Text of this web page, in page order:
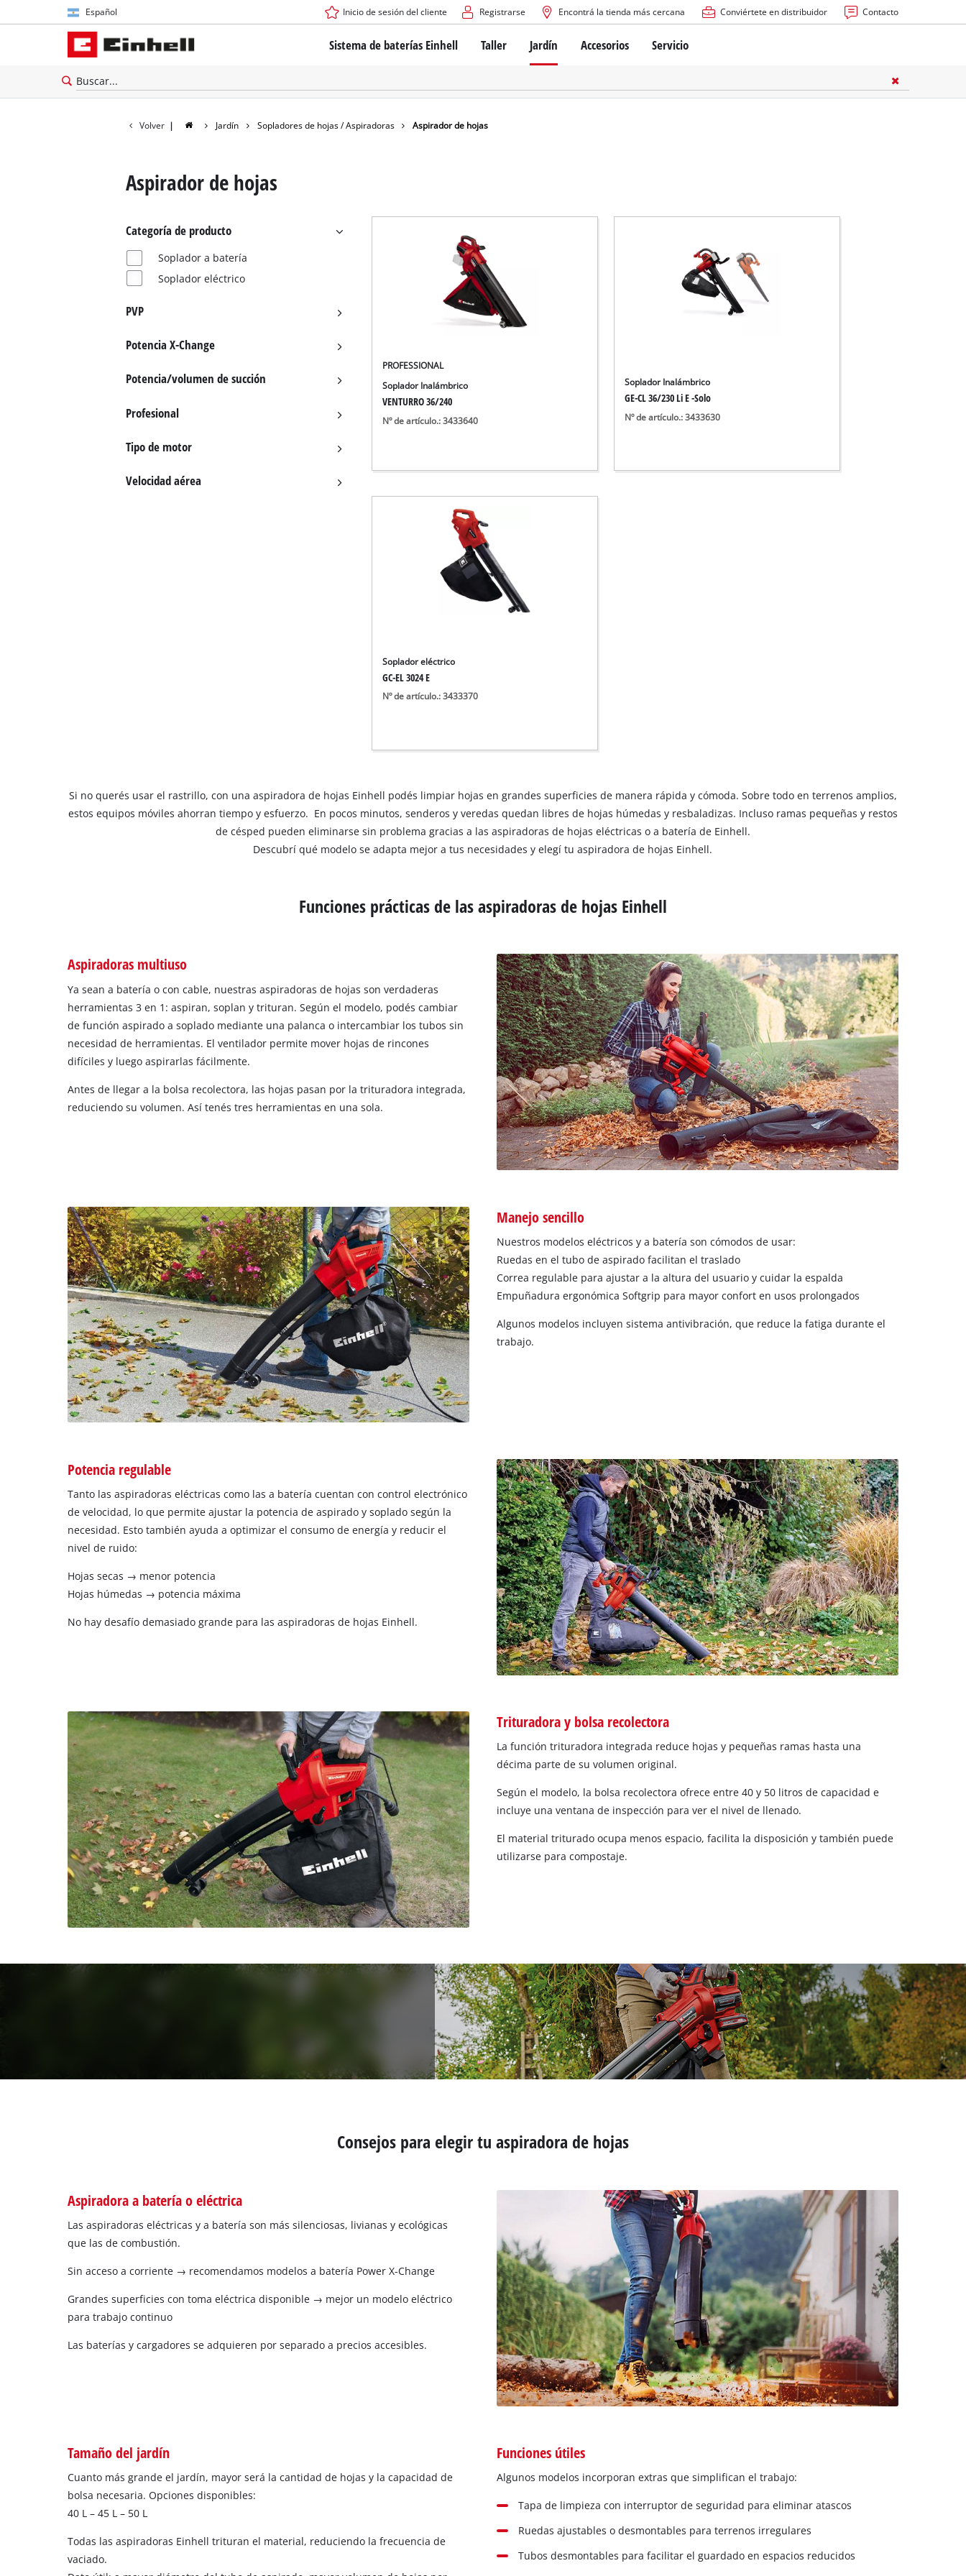
Español
Español
English
Inicio de sesión del cliente Registrarse Encontrá la tienda más cercana Conviértete en distribuidor Contacto
Sistema de baterías Einhell
El sistema de baterías Power X-Change
Sobre Einhell PROFESSIONAL
Todos los dispositivos PROFESSIONAL
Herramientas eléctricas PROFESSIONAL
Herramientas de jardín PROFESSIONAL
Todos los productos Power X-Change
Herramientas Power X-Change
Herramientas de jardín Power X-Change
Taller
Atornilladores inalámbricos
Taladros de columna
Máquinas de Lijado
Afiladores de cadenas para motosierras
Lijadoras de banda
Mezcladores
Sistemas para Pintar
Sierras de Mesa
Sierras de cinta
Compresores
Esmeriladora dobles
Otras máquinas
Más herramientas de limpieza
Máquinas pulidoras
Arrancadores
Jardín
Cortadoras de césped a batería
Cortadoras de césped manuales
Bombas sumergibles para aguas sucias
Cizalla cortasetos
Accesorios Servicio
Volver | Jardín Sopladores de hojas / Aspiradoras Aspirador de hojas
Aspirador de hojas
Categoría de producto
Soplador a batería
Soplador eléctrico
PVP
Potencia X-Change
Potencia/volumen de succión
Profesional
Tipo de motor
Velocidad aérea
PROFESSIONAL
Soplador Inalámbrico
VENTURRO 36/240
Nº de artículo.: 3433640
Soplador Inalámbrico
GE-CL 36/230 Li E -Solo
Nº de artículo.: 3433630
Soplador eléctrico
GC-EL 3024 E
Nº de artículo.: 3433370
Si no querés usar el rastrillo, con una aspiradora de hojas Einhell podés limpiar hojas en grandes superficies de manera rápida y cómoda. Sobre todo en terrenos amplios,
estos equipos móviles ahorran tiempo y esfuerzo. En pocos minutos, senderos y veredas quedan libres de hojas húmedas y resbaladizas. Incluso ramas pequeñas y restos
de césped pueden eliminarse sin problema gracias a las aspiradoras de hojas eléctricas o a batería de Einhell.
Descubrí qué modelo se adapta mejor a tus necesidades y elegí tu aspiradora de hojas Einhell.
Funciones prácticas de las aspiradoras de hojas Einhell
Aspiradoras multiuso
Ya sean a batería o con cable, nuestras aspiradoras de hojas son verdaderas
herramientas 3 en 1: aspiran, soplan y trituran. Según el modelo, podés cambiar
de función aspirado a soplado mediante una palanca o intercambiar los tubos sin
necesidad de herramientas. El ventilador permite mover hojas de rincones
difíciles y luego aspirarlas fácilmente.
Antes de llegar a la bolsa recolectora, las hojas pasan por la trituradora integrada,
reduciendo su volumen. Así tenés tres herramientas en una sola.
Manejo sencillo
Nuestros modelos eléctricos y a batería son cómodos de usar:
Ruedas en el tubo de aspirado facilitan el traslado
Correa regulable para ajustar a la altura del usuario y cuidar la espalda
Empuñadura ergonómica Softgrip para mayor confort en usos prolongados
Algunos modelos incluyen sistema antivibración, que reduce la fatiga durante el
trabajo.
Potencia regulable
Tanto las aspiradoras eléctricas como las a batería cuentan con control electrónico
de velocidad, lo que permite ajustar la potencia de aspirado y soplado según la
necesidad. Esto también ayuda a optimizar el consumo de energía y reducir el
nivel de ruido:
Hojas secas → menor potencia
Hojas húmedas → potencia máxima
No hay desafío demasiado grande para las aspiradoras de hojas Einhell.
Trituradora y bolsa recolectora
La función trituradora integrada reduce hojas y pequeñas ramas hasta una
décima parte de su volumen original.
Según el modelo, la bolsa recolectora ofrece entre 40 y 50 litros de capacidad e
incluye una ventana de inspección para ver el nivel de llenado.
El material triturado ocupa menos espacio, facilita la disposición y también puede
utilizarse para compostaje.
Consejos para elegir tu aspiradora de hojas
Aspiradora a batería o eléctrica
Las aspiradoras eléctricas y a batería son más silenciosas, livianas y ecológicas
que las de combustión.
Sin acceso a corriente → recomendamos modelos a batería Power X-Change
Grandes superficies con toma eléctrica disponible → mejor un modelo eléctrico
para trabajo continuo
Las baterías y cargadores se adquieren por separado a precios accesibles.
Tamaño del jardín
Cuanto más grande el jardín, mayor será la cantidad de hojas y la capacidad de
bolsa necesaria. Opciones disponibles:
40 L – 45 L – 50 L
Todas las aspiradoras Einhell trituran el material, reduciendo la frecuencia de
vaciado.
Funciones útiles
Algunos modelos incorporan extras que simplifican el trabajo:
Tapa de limpieza con interruptor de seguridad para eliminar atascos
Ruedas ajustables o desmontables para terrenos irregulares
Tubos desmontables para facilitar el guardado en espacios reducidos